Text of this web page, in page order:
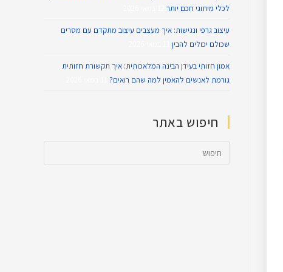
לכלי מיתוגי חכם יותר
עיצוב גרפי ונגישות: איך מעצבים עיצוב מתקדם עם מסרים
שכולם יכולים להבין
אמון חזותי בעידן הבינה המלאכותית: איך תקשורת חזותית
גורמת לאנשים להאמין למה שהם רואים?
חיפוש באתר